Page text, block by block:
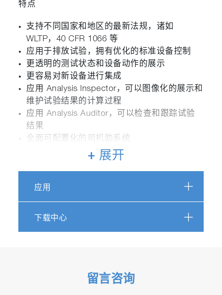
特点
支持不同国家和地区的最新法规，诸如
WLTP，40 CFR 1066 等
应用于排放试验，拥有优化的标准设备控制
更透明的测试状态和设备动作的展示
更容易对新设备进行集成
应用 Analysis Inspector，可以图像化的展示和
维护试验结果的计算过程
应用 Analysis Auditor，可以检查和跟踪试验
结果
全面可配置化的司机助系统
出色的可用性，友好的用户编辑界面
STARS 自动化平台提供了高度灵活的定制化
应用
PEV 试验功能包
设备测试质量保证检查，比如泄露检查，CFO
+ 展开
应用
下载中心
留言咨询